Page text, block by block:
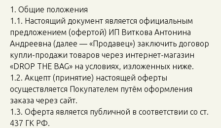
1. Общие положения
1.1. Настоящий документ является официальным
предложением (офертой) ИП Виткова Антонина
Андреевна (далее — «Продавец») заключить договор
купли-продажи товаров через интернет-магазин
«DROP THE BAG» на условиях, изложенных ниже.
1.2. Акцепт (принятие) настоящей оферты
осуществляется Покупателем путём оформления
заказа через сайт.
1.3. Оферта является публичной в соответствии со ст.
437 ГК РФ.